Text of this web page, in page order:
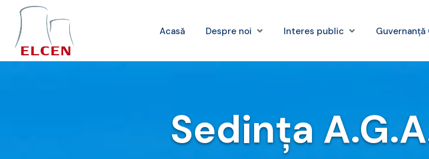
Acasă Despre noi Interes public
Sedința